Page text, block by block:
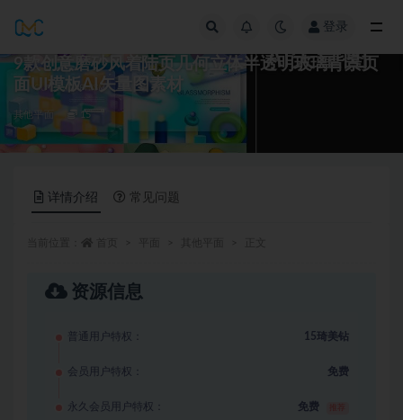
登录
9款创意磨砂风着陆页几何立体半透明玻璃背景页
面UI模板AI矢量图素材
其他平面 15
详情介绍 常见问题
资源信息
普通用户特权： 15琦美钻
会员用户特权： 免费
永久会员用户特权： 免费